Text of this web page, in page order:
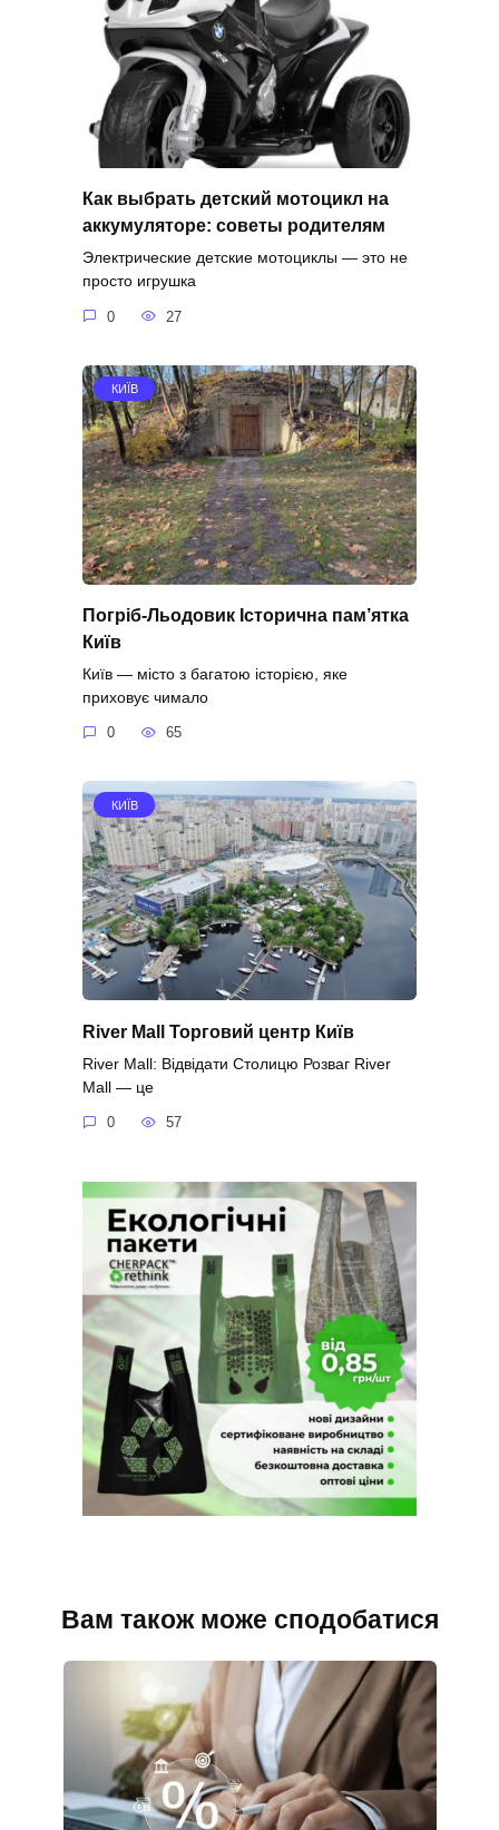
Как выбрать детский мотоцикл на
аккумуляторе: советы родителям
Электрические детские мотоциклы — это не
просто игрушка
0 27
КИЇВ
Погріб-Льодовик Історична пам’ятка
Київ
Київ — місто з багатою історією, яке
приховує чимало
0 65
КИЇВ
River Mall Торговий центр Київ
River Mall: Відвідати Столицю Розваг River
Mall — це
0 57
Вам також може сподобатися